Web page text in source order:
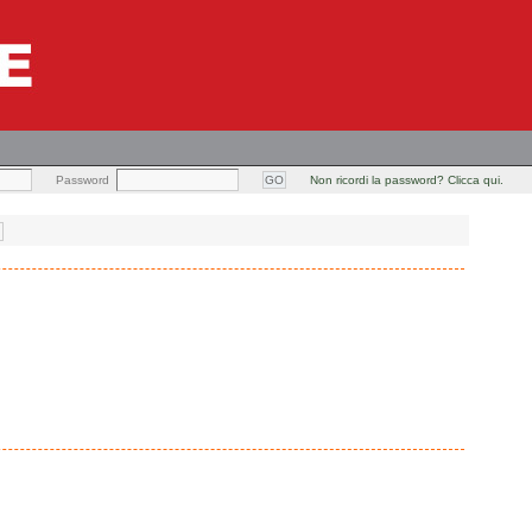
Password Non ricordi la password? Clicca qui.